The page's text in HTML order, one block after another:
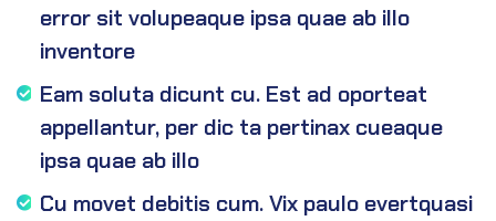
error sit volupeaque ipsa quae ab illo
inventore
Eam soluta dicunt cu. Est ad oporteat
appellantur, per dic ta pertinax cueaque
ipsa quae ab illo
Cu movet debitis cum. Vix paulo evertquasi